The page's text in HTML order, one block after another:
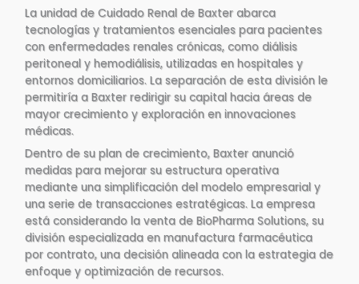
La unidad de Cuidado Renal de Baxter abarca
tecnologías y tratamientos esenciales para pacientes
con enfermedades renales crónicas, como diálisis
peritoneal y hemodiálisis, utilizadas en hospitales y
entornos domiciliarios. La separación de esta división le
permitiría a Baxter redirigir su capital hacia áreas de
mayor crecimiento y exploración en innovaciones
médicas.
Dentro de su plan de crecimiento, Baxter anunció
medidas para mejorar su estructura operativa
mediante una simplificación del modelo empresarial y
una serie de transacciones estratégicas. La empresa
está considerando la venta de BioPharma Solutions, su
división especializada en manufactura farmacéutica
por contrato, una decisión alineada con la estrategia de
enfoque y optimización de recursos.